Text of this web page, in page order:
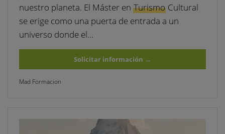
nuestro planeta. El Máster en TurismoCultural
se erige como una puerta de entrada a un
universo donde el…
Solicitar información →
Mad Formacion